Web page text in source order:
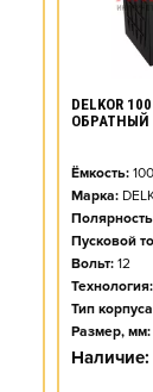
DELKOR
ОБРАТНЫЙ
Ёмкость: 100
Марка:
Пусковой
Вольт: 12
Технология:
Тип
Размер, мм:
Наличие: